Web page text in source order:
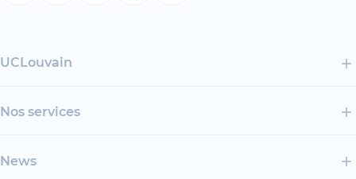
UCLouvain
Nos services
News